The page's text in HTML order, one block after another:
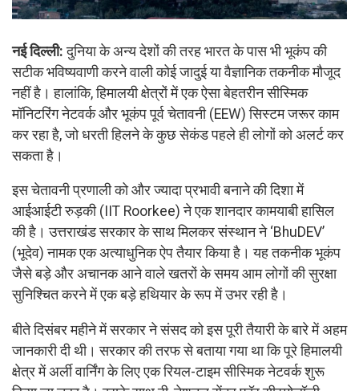
नई दिल्ली:दुनिया के अन्य देशों की तरह भारत के पास भी भूकंप की
सटीक भविष्यवाणी करने वाली कोई जादुई या वैज्ञानिक तकनीक मौजूद
नहीं है। हालांकि, हिमालयी क्षेत्रों में एक ऐसा बेहतरीन सीस्मिक
मॉनिटरिंग नेटवर्क और भूकंप पूर्व चेतावनी (EEW) सिस्टम जरूर काम
कर रहा है, जो धरती हिलने के कुछ सेकंड पहले ही लोगों को अलर्ट कर
सकता है।
इस चेतावनी प्रणाली को और ज्यादा प्रभावी बनाने की दिशा में
आईआईटी रुड़की (IIT Roorkee) ने एक शानदार कामयाबी हासिल
की है। उत्तराखंड सरकार के साथ मिलकर संस्थान ने ‘BhuDEV’
(भूदेव) नामक एक अत्याधुनिक ऐप तैयार किया है। यह तकनीक भूकंप
जैसे बड़े और अचानक आने वाले खतरों के समय आम लोगों की सुरक्षा
सुनिश्चित करने में एक बड़े हथियार के रूप में उभर रही है।
बीते दिसंबर महीने में सरकार ने संसद को इस पूरी तैयारी के बारे में अहम
जानकारी दी थी। सरकार की तरफ से बताया गया था कि पूरे हिमालयी
क्षेत्र में अर्ली वार्निंग के लिए एक रियल-टाइम सीस्मिक नेटवर्क शुरू